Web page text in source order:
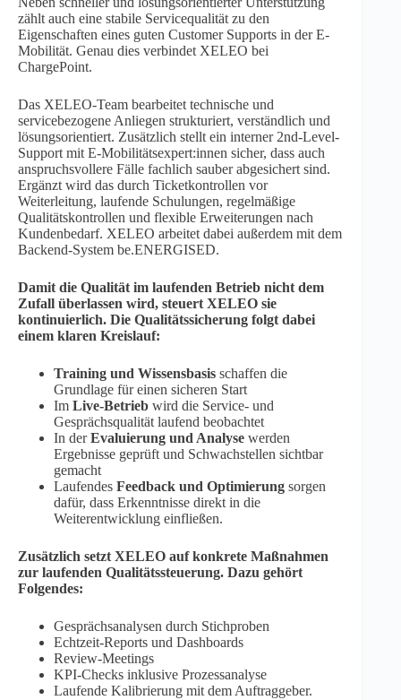
zählt auch eine stabile Servicequalität zu den
Eigenschaften eines guten Customer Supports in der E-
Mobilität. Genau dies verbindet XELEO bei
ChargePoint.
Das XELEO-Team bearbeitet technische und
servicebezogene Anliegen strukturiert, verständlich und
lösungsorientiert. Zusätzlich stellt ein interner 2nd-Level-
Support mit E-Mobilitätsexpert:innen sicher, dass auch
anspruchsvollere Fälle fachlich sauber abgesichert sind.
Ergänzt wird das durch Ticketkontrollen vor
Weiterleitung, laufende Schulungen, regelmäßige
Qualitätskontrollen und flexible Erweiterungen nach
Kundenbedarf. XELEO arbeitet dabei außerdem mit dem
Backend-System be.ENERGISED.
Damit die Qualität im laufenden Betrieb nicht dem
Zufall überlassen wird, steuert XELEO sie
kontinuierlich. Die Qualitätssicherung folgt dabei
einem klaren Kreislauf:
Training und Wissensbasis schaffen die
Grundlage für einen sicheren Start
Im Live-Betrieb wird die Service- und
Gesprächsqualität laufend beobachtet
In derEvaluierung und Analyse werden
Ergebnisse geprüft und Schwachstellen sichtbar
gemacht
Laufendes Feedback und Optimierung sorgen
dafür, dass Erkenntnisse direkt in die
Weiterentwicklung einfließen.
Zusätzlich setzt XELEO auf konkrete Maßnahmen
zur laufenden Qualitätssteuerung. Dazu gehört
Folgendes:
Gesprächsanalysen durch Stichproben
Echtzeit-Reports und Dashboards
Review-Meetings
KPI-Checks inklusive Prozessanalyse
Laufende Kalibrierung mit dem Auftraggeber.